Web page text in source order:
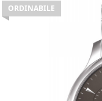
ORDINABILE